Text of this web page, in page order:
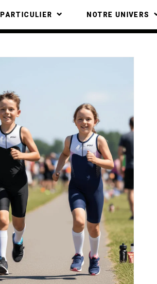
PARTICULIER NOTRE UNIVERS